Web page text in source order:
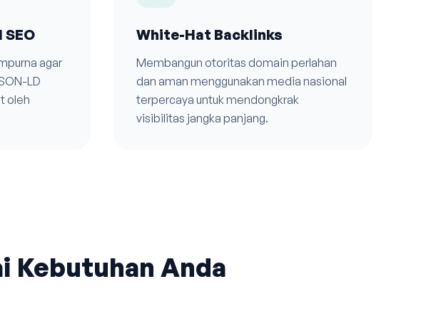
agar
LD
oleh
White-Hat Backlinks
Membangun otoritas domain perlahan
dan aman menggunakan media nasional
terpercaya untuk mendongkrak
visibilitas jangka panjang.
Kebutuhan Anda